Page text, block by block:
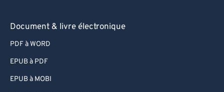
Document & livre électronique
PDF à WORD
EPUB à PDF
EPUB à MOBI